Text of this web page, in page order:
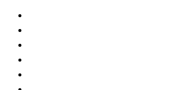
Zum
Inhalt
springen